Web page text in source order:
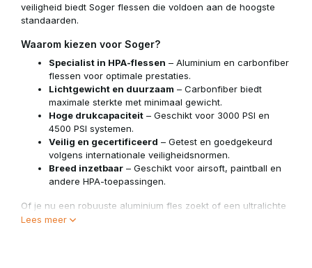
veiligheid biedt Soger flessen die voldoen aan de hoogste
standaarden.
Waarom kiezen voor Soger?
Specialist in HPA-flessen – Aluminium en carbonfiber
flessen voor optimale prestaties.
Lichtgewicht en duurzaam – Carbonfiber biedt
maximale sterkte met minimaal gewicht.
Hoge drukcapaciteit – Geschikt voor 3000 PSI en
4500 PSI systemen.
Veilig en gecertificeerd – Getest en goedgekeurd
volgens internationale veiligheidsnormen.
Breed inzetbaar – Geschikt voor airsoft, paintball en
andere HPA-toepassingen.
Of je nu een robuuste aluminium fles zoekt of een ultralichte
carbonfiber variant voor maximale mobiliteit, Soger biedt de
Lees meer